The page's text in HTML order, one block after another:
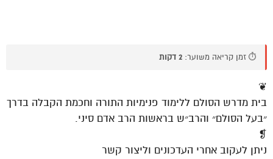
⏱️ זמן קריאה משוער: 2 דקות
❦
בית מדרש הסולם ללימוד פנימיות התורה וחכמת הקבלה בדרך
״בעל הסולם״ והרב״ש בראשות הרב אדם סיני.
❡
ניתן לעקוב אחרי העדכונים וליצור קשר